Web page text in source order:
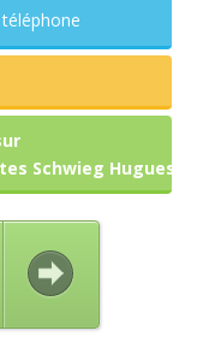
de téléphone
Schwieg Hugues-